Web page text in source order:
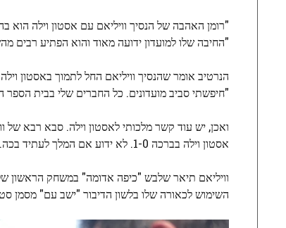
"רומן האהבה של הנסיך וויליאם עם אסטון וילה הוא
"החיבה שלו למועדון ידועה מאוד והוא הפתיע רבים
"חיפשתי סביב מועדונים. כל החברים שלי בבית הספר
אסטון וילה בברכה 1-0. לא ידוע אם המלך לעתיד בכה.
השימוש לכאורה שלו בלשון הדיבור "ישב עם" מסמן